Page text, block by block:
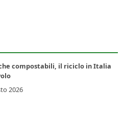
compostabili, il riciclo in Italia
2026